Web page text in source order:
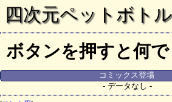
四次元ペットボトル
ボタンを押すと何
コミックス登場
- データなし -